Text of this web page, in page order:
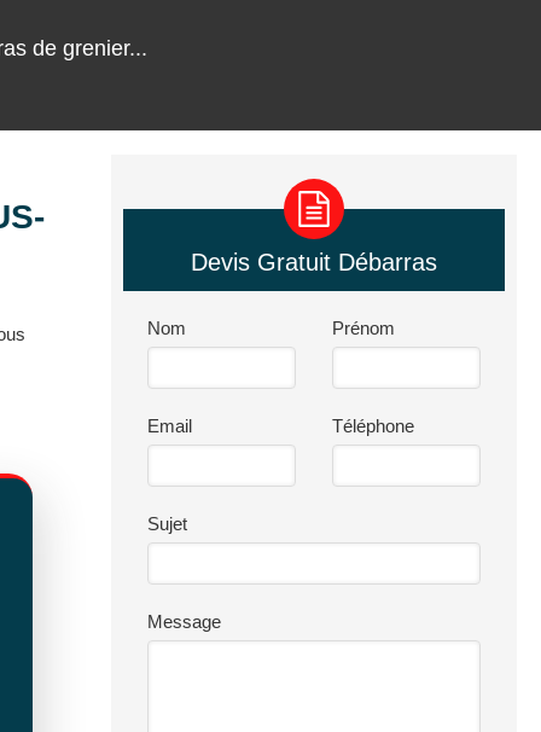
de grenier...
Devis Gratuit Débarras
Nom Prénom
Email Téléphone
Sujet
Message